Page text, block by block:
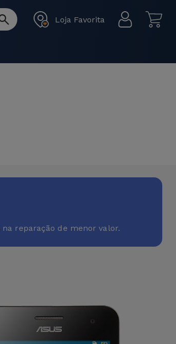
Loja Favorita
na reparação de menor valor.